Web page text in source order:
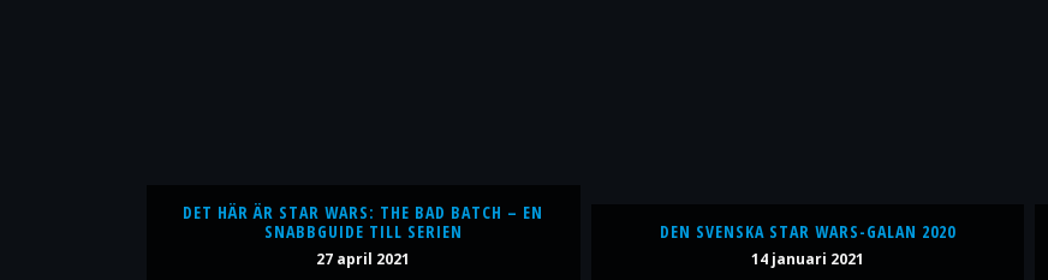
DET HÄR ÄR STAR WARS: THE BAD BATCH – EN
SNABBGUIDE TILL SERIEN
27 april 2021
DEN SVENSKA STAR WARS-GALAN 2020
14 januari 2021